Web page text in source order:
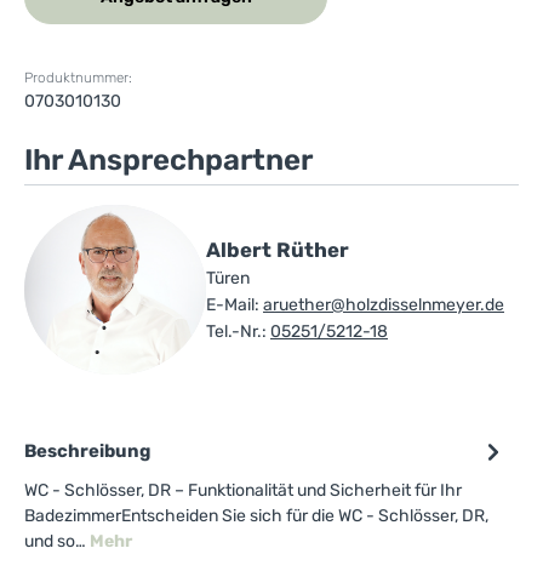
Produktnummer:
0703010130
Ihr Ansprechpartner
Albert Rüther
Türen
E-Mail: aruether@holzdisselnmeyer.de
Tel.-Nr.: 05251/5212-18
Beschreibung
WC - Schlösser, DR – Funktionalität und Sicherheit für Ihr
BadezimmerEntscheiden Sie sich für die WC - Schlösser, DR,
und so… Mehr